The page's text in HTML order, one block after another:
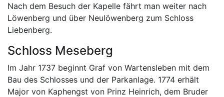
Nach dem Besuch der Kapelle fährt man weiter nach
Löwenberg und über Neulöwenberg zum Schloss
Liebenberg.
Schloss Meseberg
Im Jahr 1737 beginnt Graf von Wartensleben mit dem
Bau des Schlosses und der Parkanlage. 1774 erhält
Major von Kaphengst von Prinz Heinrich, dem Bruder